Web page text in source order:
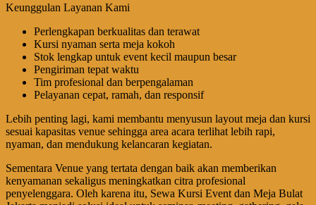
Keunggulan Layanan Kami
Perlengkapan berkualitas dan terawat
Kursi nyaman serta meja kokoh
Stok lengkap untuk event kecil maupun besar
Pengiriman tepat waktu
Tim profesional dan berpengalaman
Pelayanan cepat, ramah, dan responsif
Lebih penting lagi, kami membantu menyusun layout meja dan kursi
sesuai kapasitas venue sehingga area acara terlihat lebih rapi,
nyaman, dan mendukung kelancaran kegiatan.
Sementara Venue yang tertata dengan baik akan memberikan
kenyamanan sekaligus meningkatkan citra profesional
penyelenggara. Oleh karena itu, Sewa Kursi Event dan Meja Bulat